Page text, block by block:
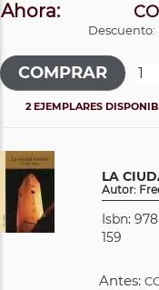
Ahora:
Descuento:
2 EJEMPLARES
LA
Autor:
Isbn:
159
Antes: